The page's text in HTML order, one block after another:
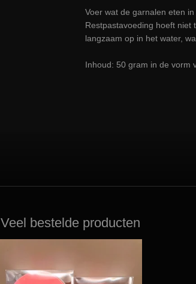
Voer wat de garnalen eten
Restpastavoeding hoeft niet
langzaam op in het water,
Inhoud: 50 gram in de vorm
Veel bestelde producten